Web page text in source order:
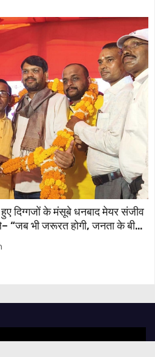
दिग्गजों के मंसूबे धनबाद मेयर संजीव
“जब भी जरूरत होगी, जनता के बीच